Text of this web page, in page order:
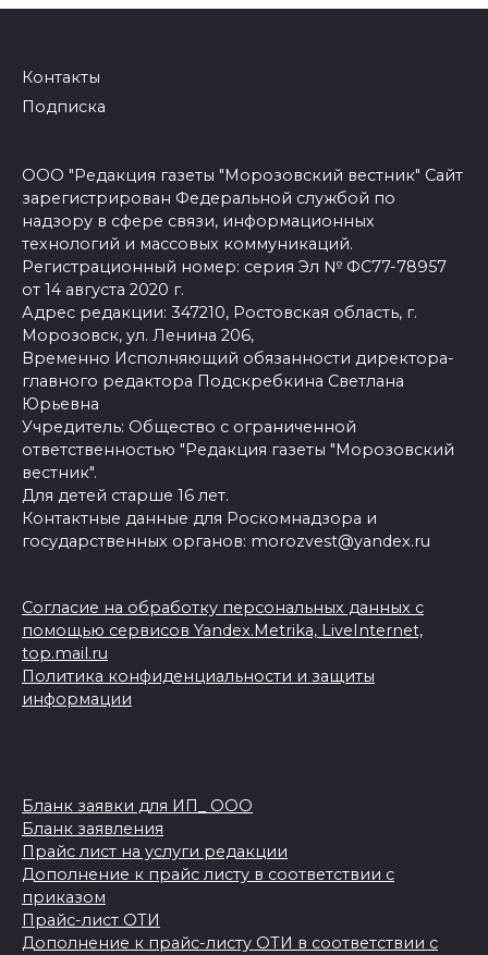
Контакты
Подписка
ООО "Редакция газеты "Морозовский вестник" Сайт
зарегистрирован Федеральной службой по
надзору в сфере связи, информационных
технологий и массовых коммуникаций.
Регистрационный номер: серия Эл № ФС77-78957
от 14 августа 2020 г.
Адрес редакции: 347210, Ростовская область, г.
Морозовск, ул. Ленина 206,
Временно Исполняющий обязанности директора-
главного редактора Подскребкина Светлана
Юрьевна
Учредитель: Общество с ограниченной
ответственностью "Редакция газеты "Морозовский
вестник".
Для детей старше 16 лет.
Контактные данные для Роскомнадзора и
государственных органов: morozvest@yandex.ru
Согласие на обработку персональных данных с
помощью сервисов Yandex.Metrika, LiveInternet,
top.mail.ru
Политика конфиденциальности и защиты
информации
Бланк заявки для ИП_ ООО
Бланк заявления
Прайс лист на услуги редакции
Дополнение к прайс листу в соответствии с
приказом
Прайс-лист ОТИ
Дополнение к прайс-листу ОТИ в соответствии с